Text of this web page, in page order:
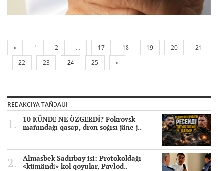
« 1 2 ... 17 18 19 20
21
22
23 24 25 »
REDAKCIYA TAÑDAUI
10 KÜNDE NE ÖZGERDİ? Pokrovsk
mañındağı qasap, dron soğısı jäne j..
Almasbek Sadırbay isi: Protokoldağı
«kümändi» kol qoyular, Pavlod..